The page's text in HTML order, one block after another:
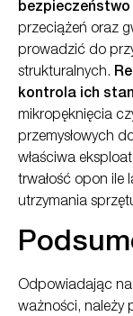
przeciążeń oraz
prowadzić do
strukturalnych.
kontrola ich
mikropęknięcia
przemysłowych
właściwa
trwałość opon ile
utrzymania
Odpowiadając
ważności, należy